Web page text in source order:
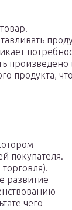
произведено
продукта,
покупателя.
развитие
чего